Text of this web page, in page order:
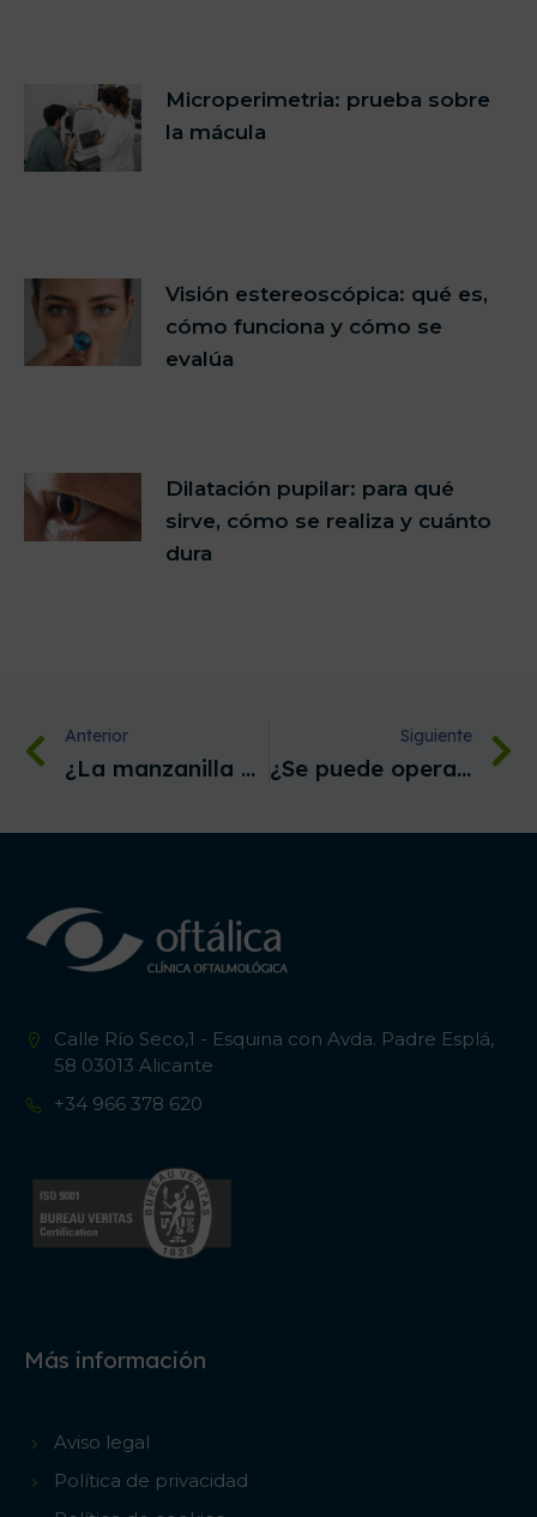
Microperimetria: prueba sobre
la mácula
Visión estereoscópica: qué es,
cómo funciona y cómo se
evalúa
Dilatación pupilar: para qué
sirve, cómo se realiza y cuánto
dura
Anterior
¿La manzanilla es buena para los ojos?
Siguiente
¿Se puede operar la degeneración macular?
Calle Río Seco,1 - Esquina con Avda. Padre Esplá,
58 03013 Alicante
+34 966 378 620
Más información
Aviso legal
Política de privacidad